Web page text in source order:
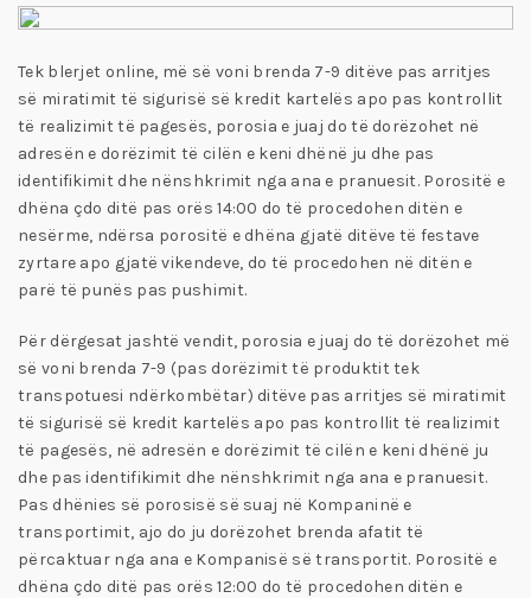
Tek blerjet online, më së voni brenda 7-9 ditëve pas arritjes
së miratimit të sigurisë së kredit kartelës apo pas kontrollit
të realizimit të pagesës, porosia e juaj do të dorëzohet në
adresën e dorëzimit të cilën e keni dhënë ju dhe pas
identifikimit dhe nënshkrimit nga ana e pranuesit. Porositë e
dhëna çdo ditë pas orës 14:00 do të procedohen ditën e
nesërme, ndërsa porositë e dhëna gjatë ditëve të festave
zyrtare apo gjatë vikendeve, do të procedohen në ditën e
parë të punës pas pushimit.
Për dërgesat jashtë vendit, porosia e juaj do të dorëzohet më
së voni brenda 7-9 (pas dorëzimit të produktit tek
transpotuesi ndërkombëtar) ditëve pas arritjes së miratimit
të sigurisë së kredit kartelës apo pas kontrollit të realizimit
të pagesës, në adresën e dorëzimit të cilën e keni dhënë ju
dhe pas identifikimit dhe nënshkrimit nga ana e pranuesit.
Pas dhënies së porosisë së suaj në Kompaninë e
transportimit, ajo do ju dorëzohet brenda afatit të
përcaktuar nga ana e Kompanisë së transportit. Porositë e
dhëna çdo ditë pas orës 12:00 do të procedohen ditën e